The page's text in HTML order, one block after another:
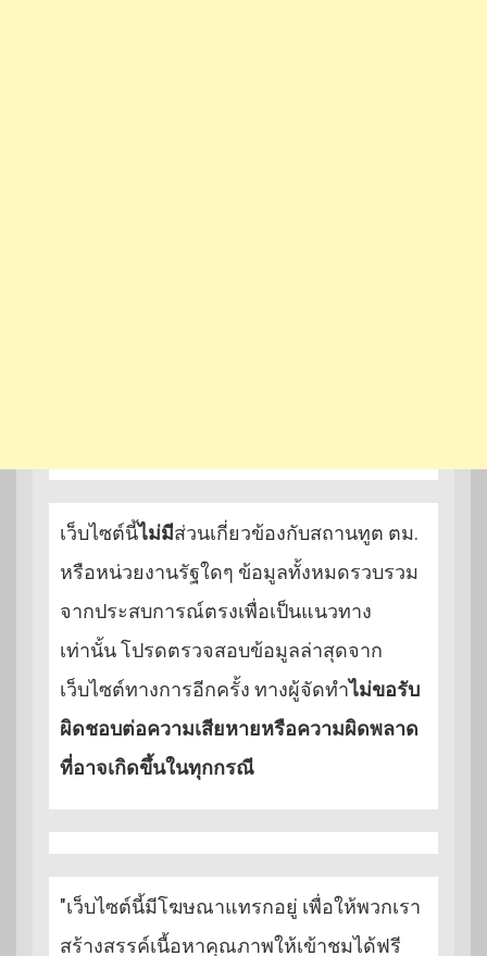
เว็บไซต์นี้ไม่มีส่วนเกี่ยวข้องกับสถานทูต ตม.
หรือหน่วยงานรัฐใดๆ ข้อมูลทั้งหมดรวบรวม
จากประสบการณ์ตรงเพื่อเป็นแนวทาง
เท่านั้น โปรดตรวจสอบข้อมูลล่าสุดจาก
เว็บไซต์ทางการอีกครั้ง ทางผู้จัดทำไม่ขอรับ
ผิดชอบต่อความเสียหายหรือความผิดพลาด
ที่อาจเกิดขึ้นในทุกกรณี
"เว็บไซต์นี้มีโฆษณาแทรกอยู่ เพื่อให้พวกเรา
สร้างสรรค์เนื้อหาคุณภาพให้เข้าชมได้ฟรี